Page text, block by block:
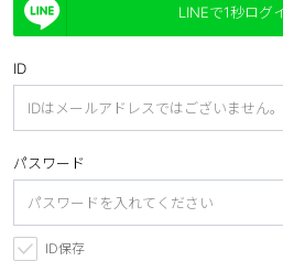
1 Day
2 Weeks
1 Month
3~6
よりどりキット
カラー
LINEで1秒ログ
ID
パスワード
ID保存